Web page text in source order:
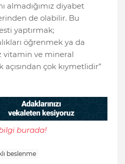
almadığımız diyabet
de olabilir. Bu
yaptırmak;
öğrenmek ya da
vitamin ve mineral
çok kıymetlidir”
burada!
beslenme